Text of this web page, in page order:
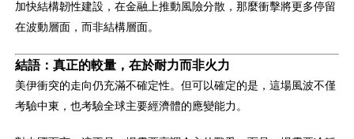
加快結構韌性建設，在金融上推動風險分散，那麼衝擊將更多停留
在波動層面，而非結構層面。
結語：真正的較量，在於耐力而非火力
美伊衝突的走向仍充滿不確定性。但可以確定的是，這場風波不僅
考驗中東，也考驗全球主要經濟體的應變能力。